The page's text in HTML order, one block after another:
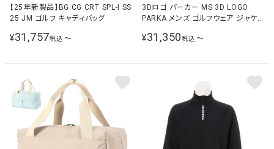
【25年新製品】BG CG CRT SPL-I SS
25 JM ゴルフ キャディバッグ
¥31,757税込 〜
3Dロゴ パーカー MS 3D LOGO
PARKA メンズ ゴルフウェア ジャケッ
¥31,350税込 〜